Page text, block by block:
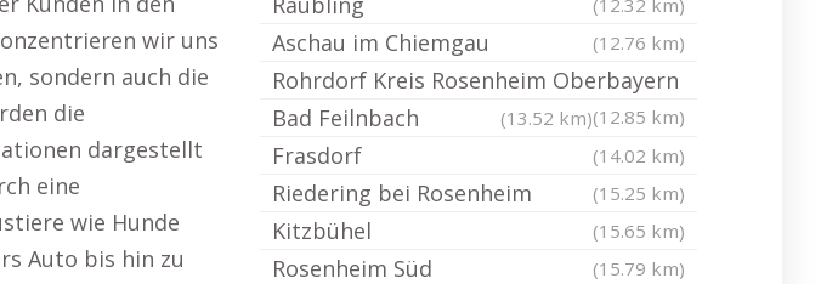
wir uns
sondern auch die
die
dargestellt
eine
wie Hunde
Auto bis hin zu
(12.32 km)
Aschau im Chiemgau (12.76 km)
Rohrdorf Kreis Rosenheim Oberbayern
(12.85 km)
Bad Feilnbach (13.52 km)
Frasdorf (14.02 km)
Riedering bei Rosenheim (15.25 km)
Kitzbühel (15.65 km)
Rosenheim Süd (15.79 km)